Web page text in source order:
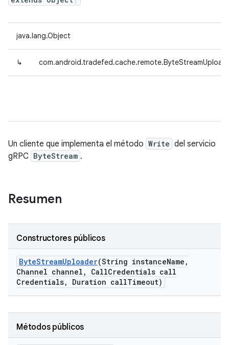
java.lang.Object
↳
Un cliente que implementa el método Write del servicio
gRPC ByteStream .
Resumen
Constructores públicos
ByteStreamUploader(String instanceName ,
Channel channel , CallCredentials call
Credentials, Duration callTimeout)
Métodos públicos